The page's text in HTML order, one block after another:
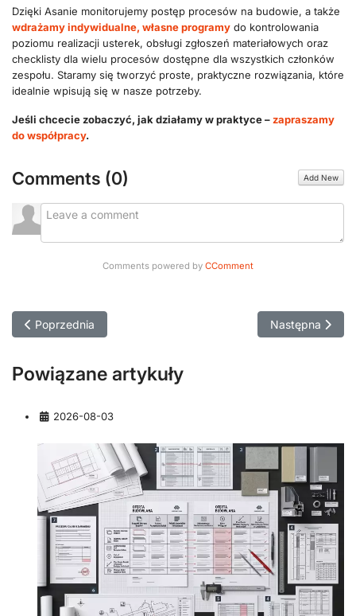
Dzięki Asanie monitorujemy postęp procesów na budowie, a także
wdrażamy indywidualne, własne programy do kontrolowania
poziomu realizacji usterek, obsługi zgłoszeń materiałowych oraz
checklisty dla wielu procesów dostępne dla wszystkich członków
zespołu. Staramy się tworzyć proste, praktyczne rozwiązania, które
idealnie wpisują się w nasze potrzeby.
Jeśli chcecie zobaczyć, jak działamy w praktyce –zapraszamy
do współpracy.
Comments (0) Add New
Comments powered by CComment
Poprzednia strona: Jak wybrać generalnego wykonawcę? 10
Poprzednia Następna
Następna
Powiązane artykuły
Szczegóły
2026-08-03